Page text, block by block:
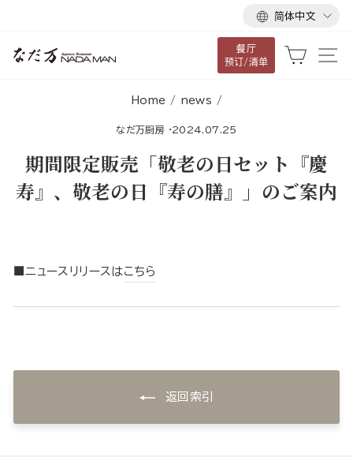
语
言
简体中文
餐厅
预订/清单
大车
Home / news /
なだ万厨房 ·2024.07.25
期間限定販売「敬老の日セット『慶
寿』、敬老の日『寿の膳』」のご案内
■ニュースリリースは こちら
返回索引